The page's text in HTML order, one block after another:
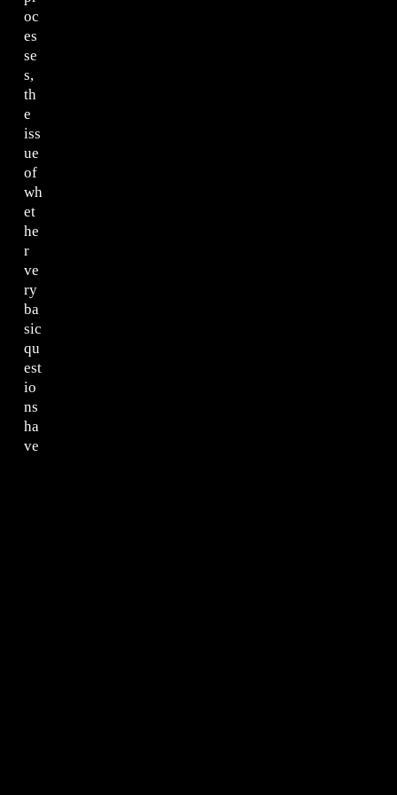
oc
es
se
s,
th
e
iss
ue
of
wh
et
he
r
ve
ry
ba
sic
qu
est
io
ns
ha
ve